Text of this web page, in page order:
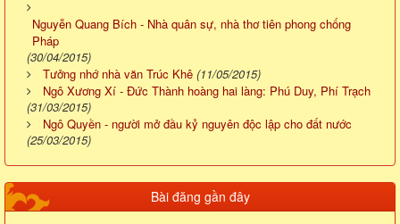
Nguyễn Quang Bích - Nhà quân sự, nhà thơ tiên phong chống
Pháp
(30/04/2015)
Tưởng nhớ nhà văn Trúc Khê (11/05/2015)
Ngô Xương Xí - Đức Thành hoàng hai làng: Phú Duy, Phí Trạch
(31/03/2015)
Ngô Quyền - người mở đầu kỷ nguyên độc lập cho đất nước
(25/03/2015)
Bài đăng gần đây